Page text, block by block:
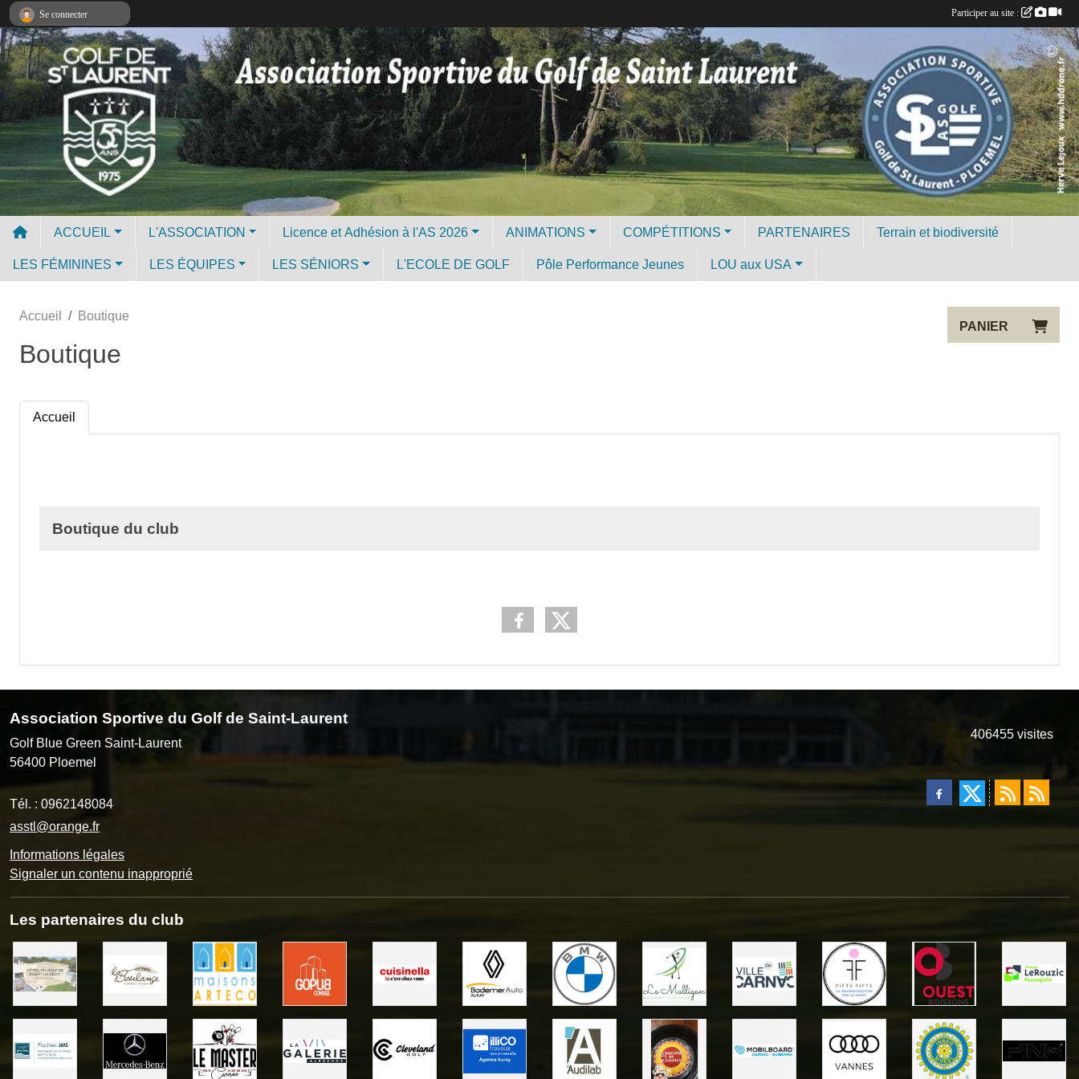
ACCUEIL L'ASSOCIATION Licence et Adhésion à l'AS 2026 ANIMATIONS COMPÉTITIONS PARTENAIRES Terrain et biodiversité
LES FÉMININES LES ÉQUIPES LES SÉNIORS L'ECOLE DE GOLF Pôle Performance Jeunes LOU aux USA
Accueil Boutique
PANIER
Boutique
Accueil
Boutique du club
Association Sportive du Golf de Saint-Laurent
Golf Blue Green Saint-Laurent
56400 Ploemel
Tél. : 0962148084
asstl@orange.fr
Informations légales
Signaler un contenu inapproprié
406455 visites
Les partenaires du club
Se connecter Participer au site :
Panneau de gestion des cookies